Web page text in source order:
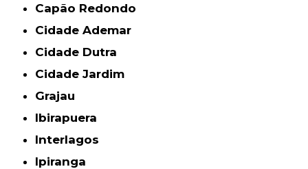
Capão Redondo
Cidade Ademar
Cidade Dutra
Cidade Jardim
Grajau
Ibirapuera
Interlagos
Ipiranga